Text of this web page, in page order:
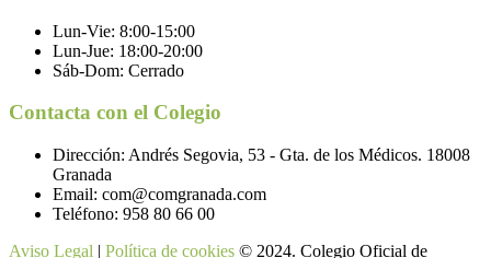
Lun-Vie: 8:00-15:00
Lun-Jue: 18:00-20:00
Sáb-Dom: Cerrado
Contacta con el Colegio
Dirección: Andrés Segovia, 53 - Gta. de los Médicos. 18008
Granada
Email: com@comgranada.com
Teléfono: 958 80 66 00
Aviso Legal | Política de cookies © 2024. Colegio Oficial de